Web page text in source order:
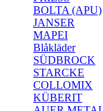
BOLTA (APU)
JANSER
MAPEI
Blåkläder
SÜDBROCK
STARCKE
COLLOMIX
KÜBERIT